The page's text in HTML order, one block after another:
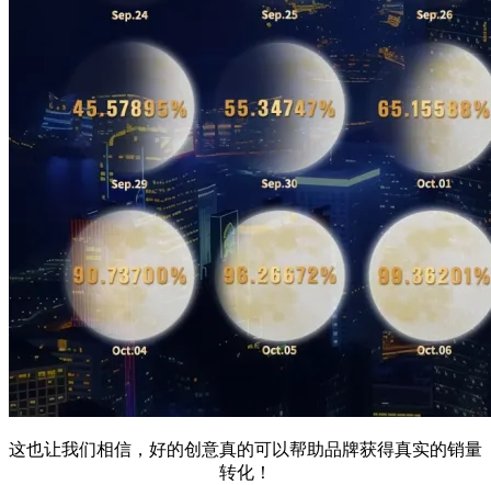
这也让我们相信，好的创意真的可以帮助品牌获得真实的销量
转化！